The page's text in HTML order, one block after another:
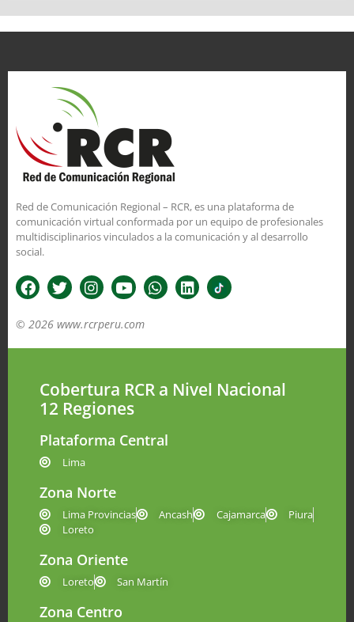
Red de Comunicación Regional – RCR, es una plataforma de
comunicación virtual conformada por un equipo de profesionales
multidisciplinarios vinculados a la comunicación y al desarrollo
social.
© 2026 www.rcrperu.com
Cobertura RCR a Nivel Nacional
12 Regiones
Plataforma Central
Lima
Zona Norte
Lima Provincias Ancash Cajamarca
Piura
Loreto
Zona Oriente
Loreto San Martín
Zona Centro